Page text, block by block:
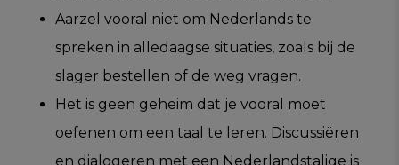
Aarzel vooral niet om Nederlands te
spreken in alledaagse situaties, zoals bij de
slager bestellen of de weg vragen.
Het is geen geheim dat je vooral moet
oefenen om een taal te leren. Discussiëren
en dialogeren met een Nederlandstalige is